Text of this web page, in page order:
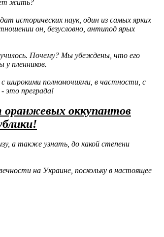
жить?
исторических наук, один из самых ярких
он, безусловно, антипод ярых
Почему? Мы убеждены, что его
пленников.
с широкими полномочиями, в частности, с
это преграда!
оранжевых оккупантов
а также узнать, до какой степени
на Украине, поскольку в настоящее